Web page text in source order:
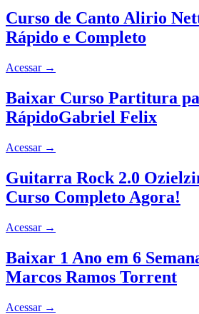
Curso de Canto Alirio
Rápido e Completo
Acessar →
Baixar Curso Partitura
RápidoGabriel Felix
Acessar →
Guitarra Rock 2.0
Curso Completo Agora!
Acessar →
Baixar 1 Ano em 6
Marcos Ramos Torrent
Acessar →